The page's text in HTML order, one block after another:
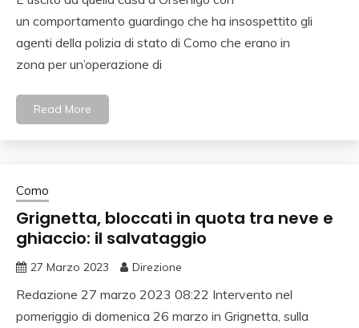
un comportamento guardingo che ha insospettito gli
agenti della polizia di stato di Como che erano in
zona per un’operazione di
Read More
Como
Grignetta, bloccati in quota tra neve e
ghiaccio: il salvataggio
27 Marzo 2023 Direzione
Redazione 27 marzo 2023 08:22 Intervento nel
pomeriggio di domenica 26 marzo in Grignetta, sulla